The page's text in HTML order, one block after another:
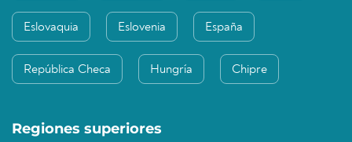
Eslovaquia Eslovenia España
República Checa Hungría Chipre
Regiones superiores